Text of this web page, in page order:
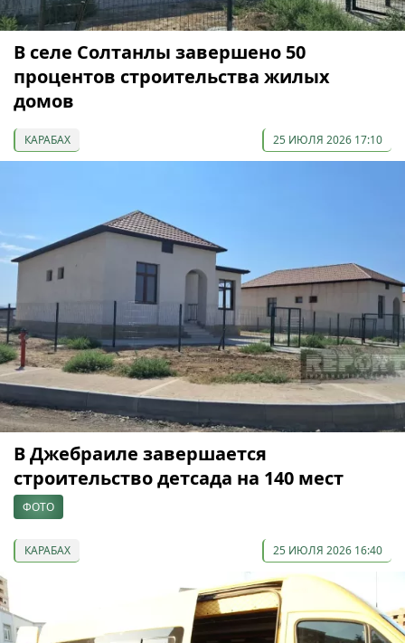
В селе Солтанлы завершено 50
процентов строительства жилых
домов
КАРАБАХ 25 ИЮЛЯ 2026 17:10
В Джебраиле завершается
строительство детсада на 140 мест
ФОТО
КАРАБАХ 25 ИЮЛЯ 2026 16:40